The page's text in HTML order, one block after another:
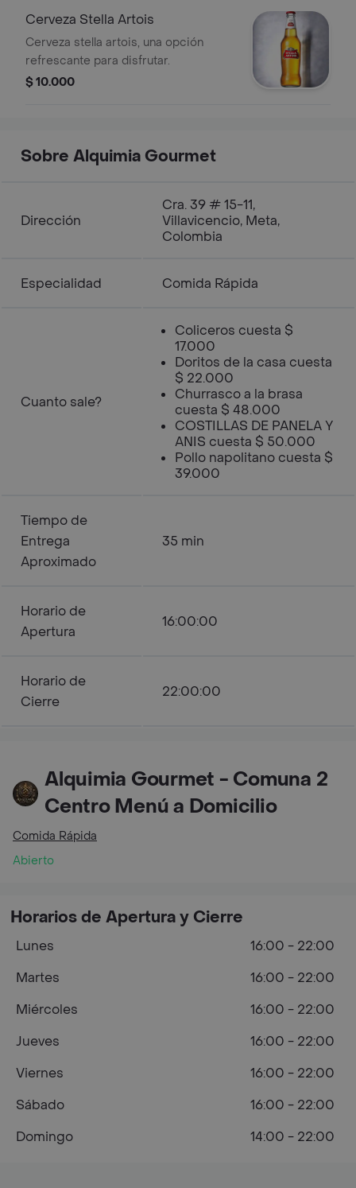
Cerveza Stella Artois
Cerveza stella artois, una opción
refrescante para disfrutar.
$ 10.000
Sobre Alquimia Gourmet
Dirección
Cra. 39 # 15-11,
Villavicencio, Meta,
Colombia
Especialidad Comida Rápida
Cuanto sale?
Coliceros cuesta $
17.000
Doritos de la casa cuesta
$ 22.000
Churrasco a la brasa
cuesta $ 48.000
COSTILLAS DE PANELA Y
ANIS cuesta $ 50.000
Pollo napolitano cuesta $
39.000
Tiempo de
Entrega
Aproximado
35 min
Horario de
Apertura
16:00:00
Horario de
Cierre
22:00:00
Alquimia Gourmet - Comuna 2
Centro Menú a Domicilio
Comida Rápida
Abierto
Horarios de Apertura y Cierre
Lunes
16:00 - 22:00
Martes
16:00 - 22:00
Miércoles
16:00 - 22:00
Jueves
16:00 - 22:00
Viernes
16:00 - 22:00
Sábado
16:00 - 22:00
Domingo
14:00 - 22:00